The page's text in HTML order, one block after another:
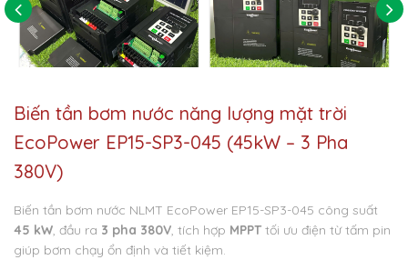
Biến tần bơm nước năng lượng mặt trời
EcoPower EP15-SP3-045 (45kW – 3 Pha
380V)
Biến tần bơm nước NLMT EcoPower EP15-SP3-045 công suất
45 kW, đầu ra 3 pha 380V, tích hợp MPPT tối ưu điện từ tấm pin
giúp bơm chạy ổn định và tiết kiệm.